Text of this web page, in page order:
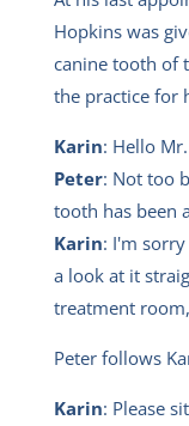
Hopkins was
canine tooth of
the practice for
Karin: Hello
Peter: Not too
tooth has been
Karin: I'm
a look at it
treatment
Peter follows
Karin: Please